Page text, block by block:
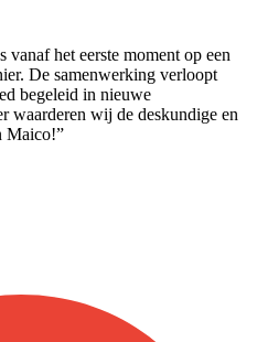
vanaf het eerste moment op een
De samenwerking verloopt
begeleid in nieuwe
waarderen wij de deskundige en
Maico!”